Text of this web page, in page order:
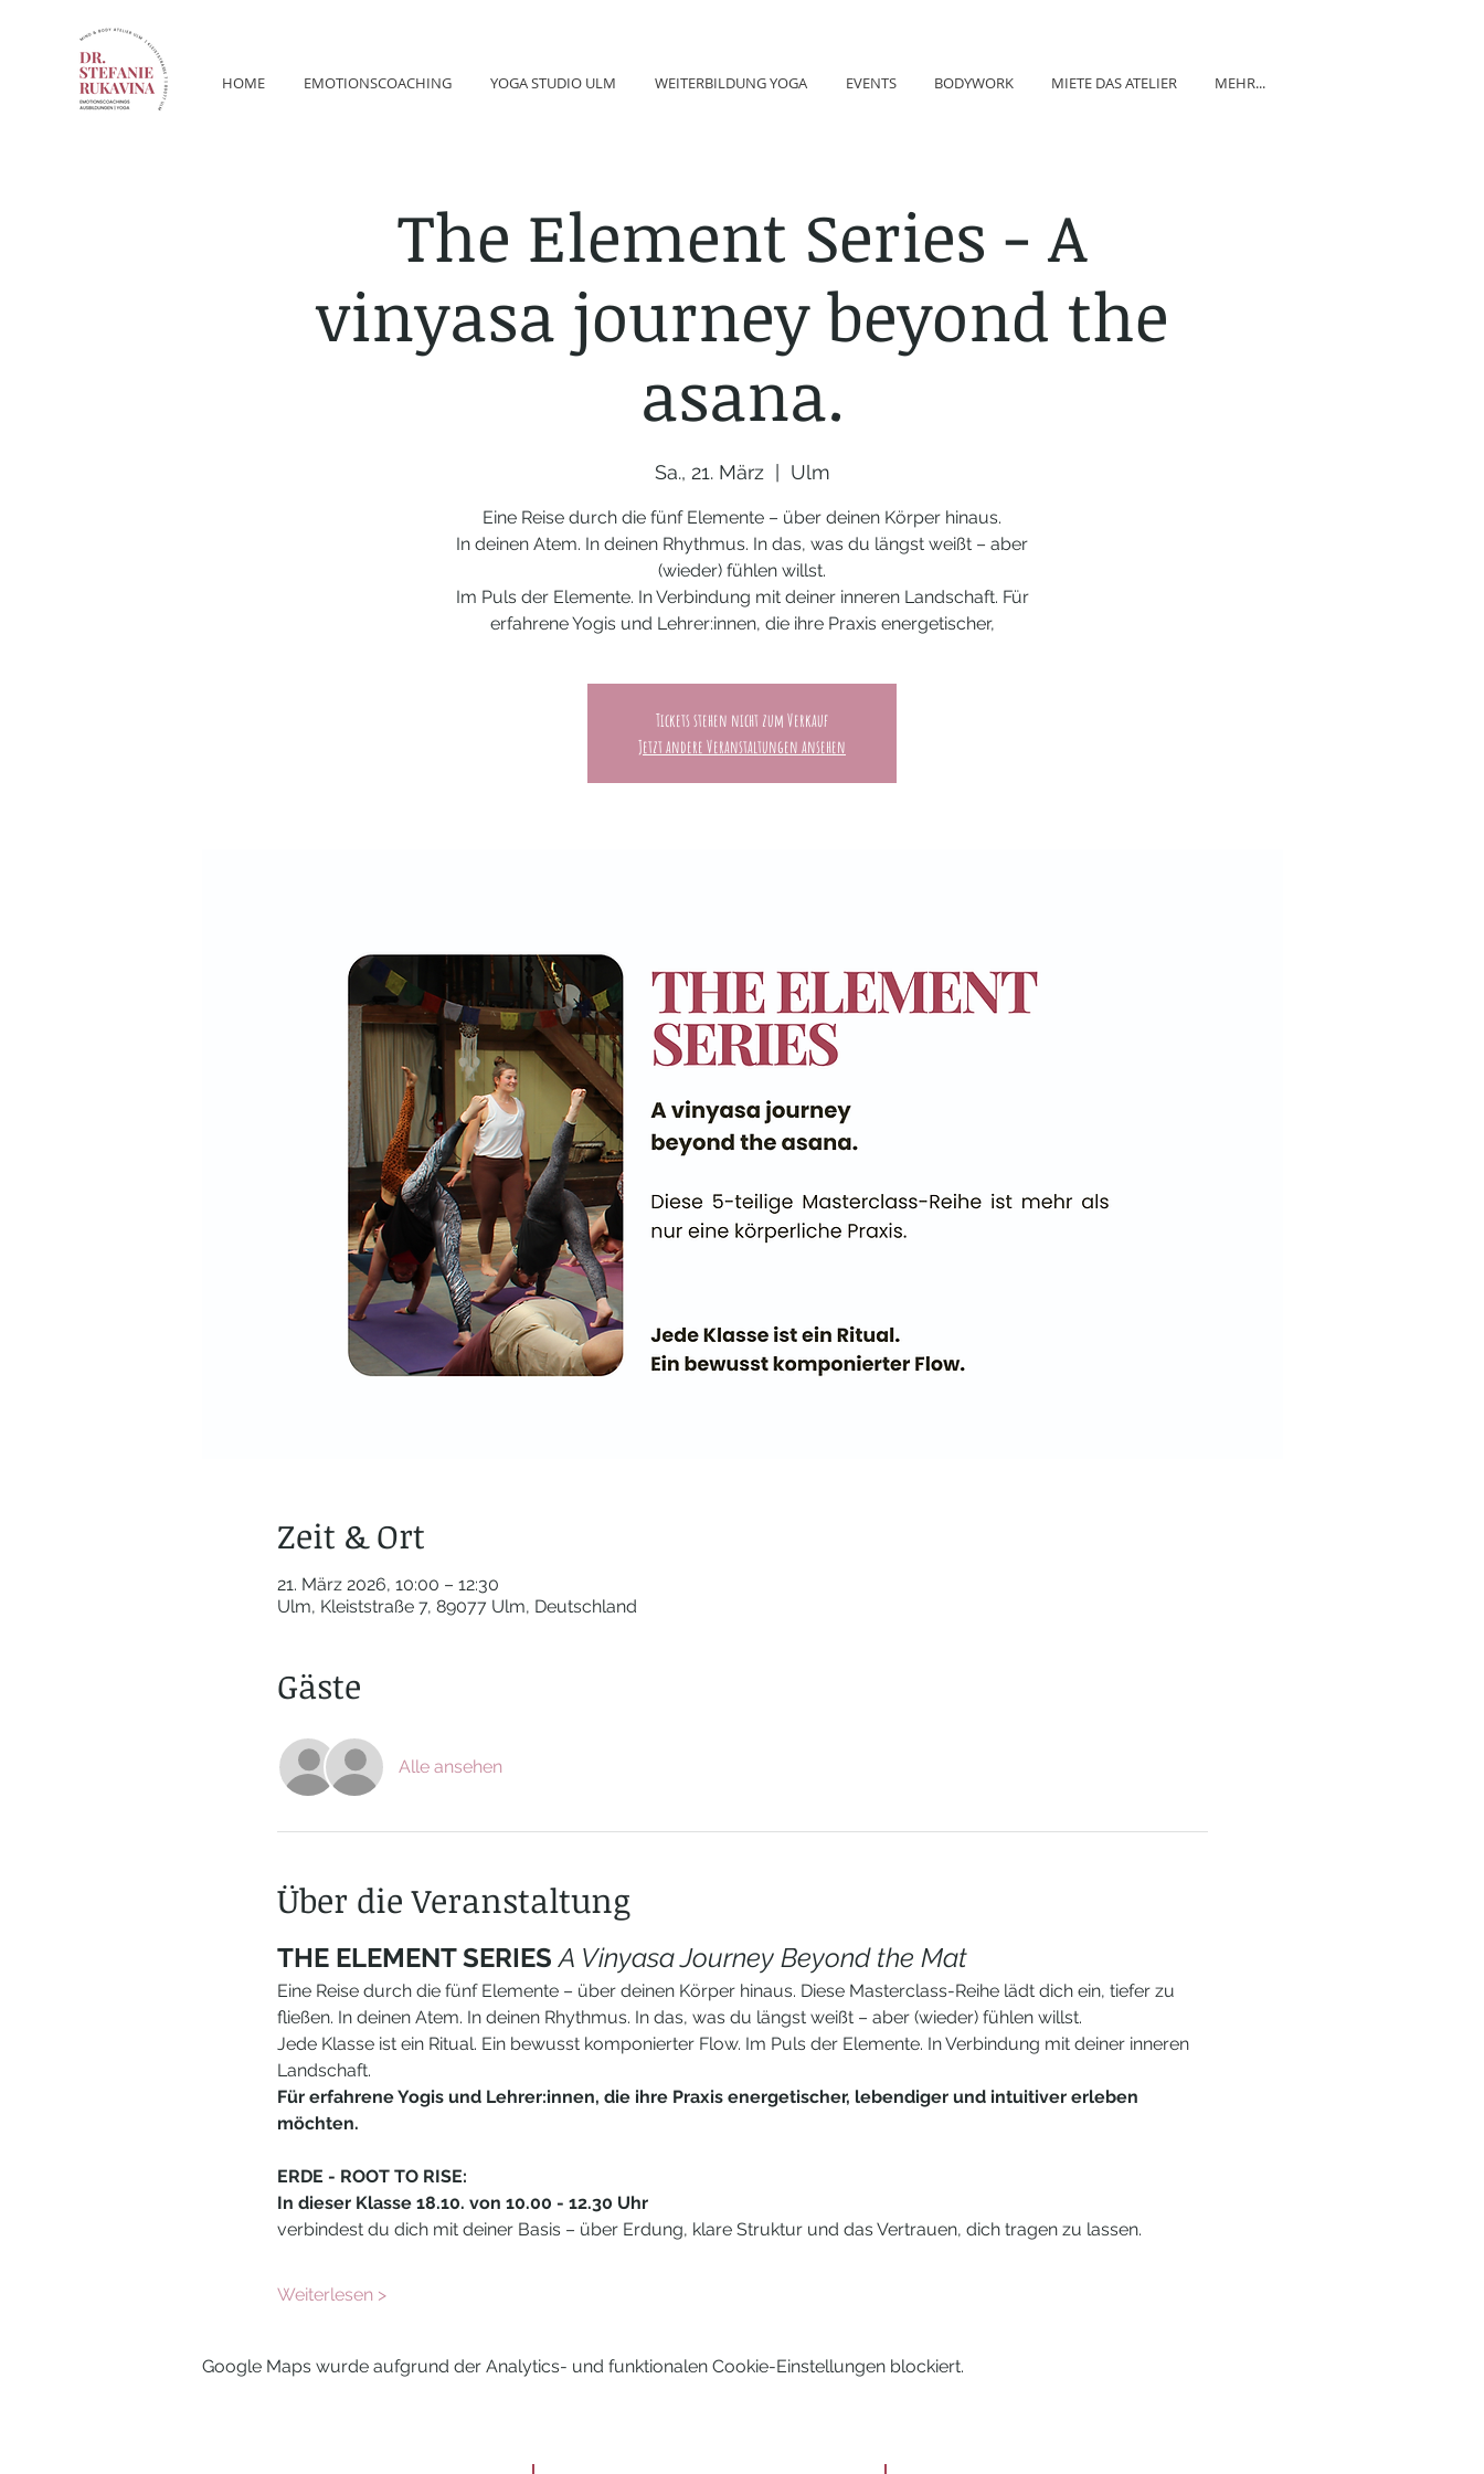
HOME EMOTIONSCOACHING YOGA STUDIO ULM WEITERBILDUNG YOGA EVENTS BODYWORK MIETE DAS ATELIER MEHR...
The Element Series - A
vinyasa journey beyond the
asana.
Sa., 21. März
  |
Ulm
Eine Reise durch die fünf Elemente – über deinen Körper hinaus.
In deinen Atem. In deinen Rhythmus. In das, was du längst weißt – aber
(wieder) fühlen willst.
Im Puls der Elemente. In Verbindung mit deiner inneren Landschaft. Für
erfahrene Yogis und Lehrer:innen, die ihre Praxis energetischer,
Tickets stehen nicht zum Verkauf
Jetzt andere Veranstaltungen ansehen
Zeit & Ort
21. März 2026, 10:00 – 12:30
Ulm, Kleiststraße 7, 89077 Ulm, Deutschland
Gäste
Alle ansehen
Über die Veranstaltung
THE ELEMENT SERIES A Vinyasa Journey Beyond the Mat
Eine Reise durch die fünf Elemente – über deinen Körper hinaus. Diese Masterclass-Reihe lädt dich ein, tiefer zu
fließen. In deinen Atem. In deinen Rhythmus. In das, was du längst weißt – aber (wieder) fühlen willst.
Jede Klasse ist ein Ritual. Ein bewusst komponierter Flow. Im Puls der Elemente. In Verbindung mit deiner inneren
Landschaft.
Für erfahrene Yogis und Lehrer:innen, die ihre Praxis energetischer, lebendiger und intuitiver erleben
möchten.
ERDE - ROOT TO RISE:
In dieser Klasse 18.10. von 10.00 - 12.30 Uhr
verbindest du dich mit deiner Basis – über Erdung, klare Struktur und das Vertrauen, dich tragen zu lassen.
Weiterlesen >
Google Maps wurde aufgrund der Analytics- und funktionalen Cookie-Einstellungen blockiert.